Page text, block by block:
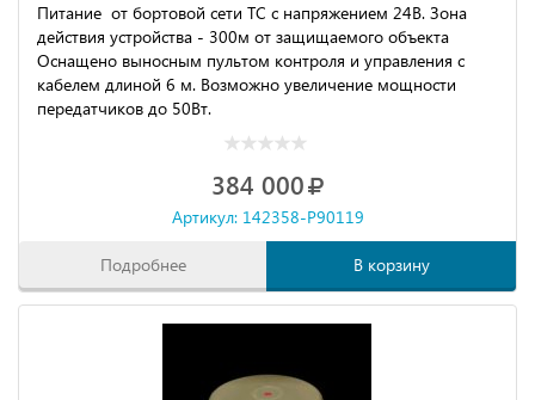
Питание от бортовой сети ТС с напряжением 24В. Зона
действия устройства - 300м от защищаемого объекта
Оснащено выносным пультом контроля и управления с
кабелем длиной 6 м. Возможно увеличение мощности
передатчиков до 50Вт.
384 000
Артикул: 142358-P90119
Подробнее В корзину